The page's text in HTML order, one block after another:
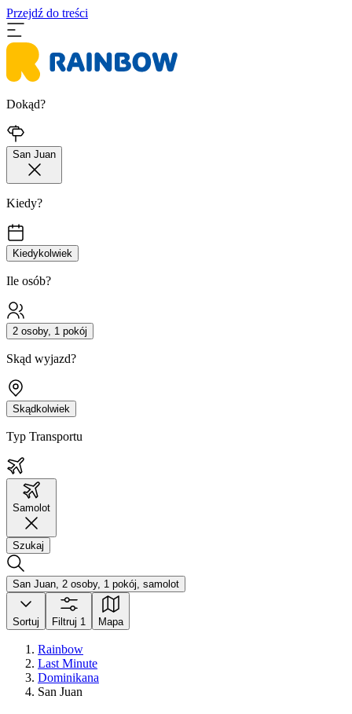
Przejdź do treści
Dokąd?
San Juan
Kiedy?
Kiedykolwiek
Ile osób?
2 osoby, 1 pokój
Skąd wyjazd?
Skądkolwiek
Typ Transportu
Samolot
Szukaj
San Juan, 2 osoby, 1 pokój, samolot
Sortuj Filtruj 1 Mapa
Rainbow
Last Minute
Dominikana
San Juan